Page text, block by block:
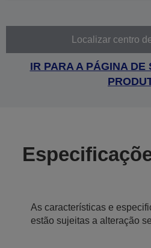
Localizar centro
IR PARA A PÁGINA DE
As características e
estão sujeitas a alteração